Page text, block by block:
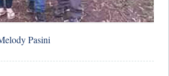
Pasini